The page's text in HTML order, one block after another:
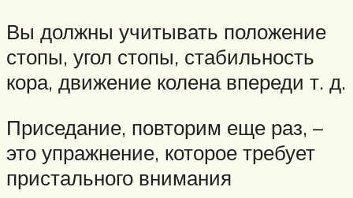
Вы должны учитывать положение
стопы, угол стопы, стабильность
кора, движение колена впереди т. д.
Приседание, повторим еще раз, –
это упражнение, которое требует
пристального внимания